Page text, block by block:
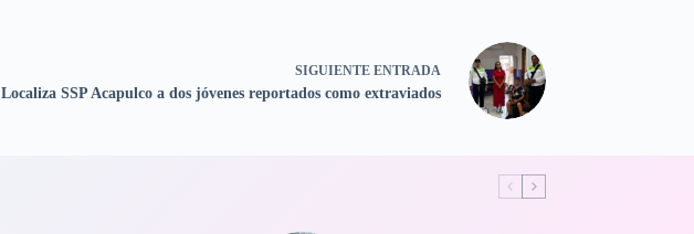
SIGUIENTE ENTRADA
Localiza SSP Acapulco a dos jóvenes reportados como extraviados